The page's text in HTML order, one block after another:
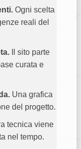
Ogni scelta
reali del
Il sito parte
curata e
Una grafica
del progetto.
tecnica viene
nel tempo.